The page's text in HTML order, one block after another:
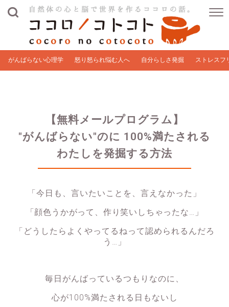
がんばらない心理学 怒り怒られ悩む人へ 自分らしさ発掘 ストレスフ
【無料メールプログラム】
"がんばらない"のに 100%満たされる
わたしを発掘する方法
「今日も、言いたいことを、言えなかった」
「顔色うかがって、作り笑いしちゃったな…」
「どうしたらよくやってるねって認められるんだろ
う…」
毎日がんばっているつもりなのに、
心が100%満たされる日もないし